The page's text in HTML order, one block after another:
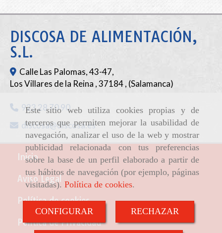
Este sitio web utiliza cookies propias y de
terceros que permiten mejorar la usabilidad de
navegación, analizar el uso de la web y mostrar
publicidad relacionada con tus preferencias
sobre la base de un perfil elaborado a partir de
tus hábitos de navegación (por ejemplo, páginas
visitadas). Política de cookies.
CONFIGURAR RECHAZAR
DISCOSA DE ALIMENTACIÓN,
S.L.
Calle Las Palomas, 43-47,
Los Villares de la Reina ,37184, (Salamanca)
923 28 70 90
discosa
discosa.es
Inicio
Aviso Legal
Política de cookies
Política de Privacidad